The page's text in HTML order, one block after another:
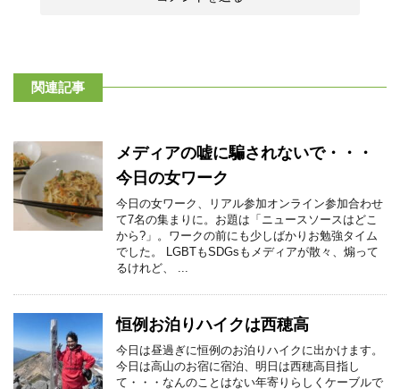
関連記事
メディアの嘘に騙されないで・・・
今日の女ワーク
今日の女ワーク、リアル参加オンライン参加合わせ
て7名の集まりに。お題は「ニュースソースはどこ
から?」。ワークの前にも少しばかりお勉強タイム
でした。 LGBTもSDGsもメディアが散々、煽って
るけれど、 ...
恒例お泊りハイクは西穂高
今日は昼過ぎに恒例のお泊りハイクに出かけます。
今日は高山のお宿に宿泊、明日は西穂高目指し
て・・・なんのことはない年寄りらしくケーブルで